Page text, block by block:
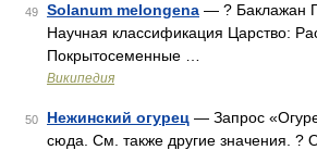
49 Solanum melongena — ? Баклажан
Научная классификация Царство:
Покрытосеменные …
Википедия
50 Нежинский огурец — Запрос
сюда. Cм. также другие значения. ?